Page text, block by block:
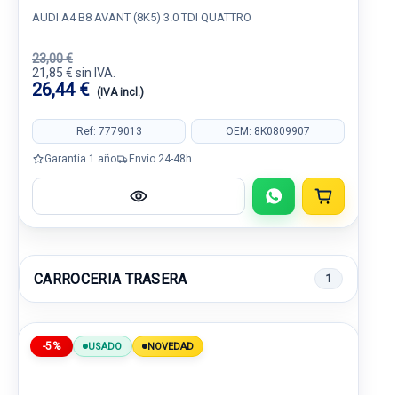
AUDI A4 B8 AVANT (8K5) 3.0 TDI QUATTRO
23,00 €
21,85 € sin IVA.
26,44 € (IVA incl.)
Ref: 7779013 OEM: 8K0809907
Garantía 1 año Envío 24-48h
CARROCERIA TRASERA 1
-5% USADO NOVEDAD